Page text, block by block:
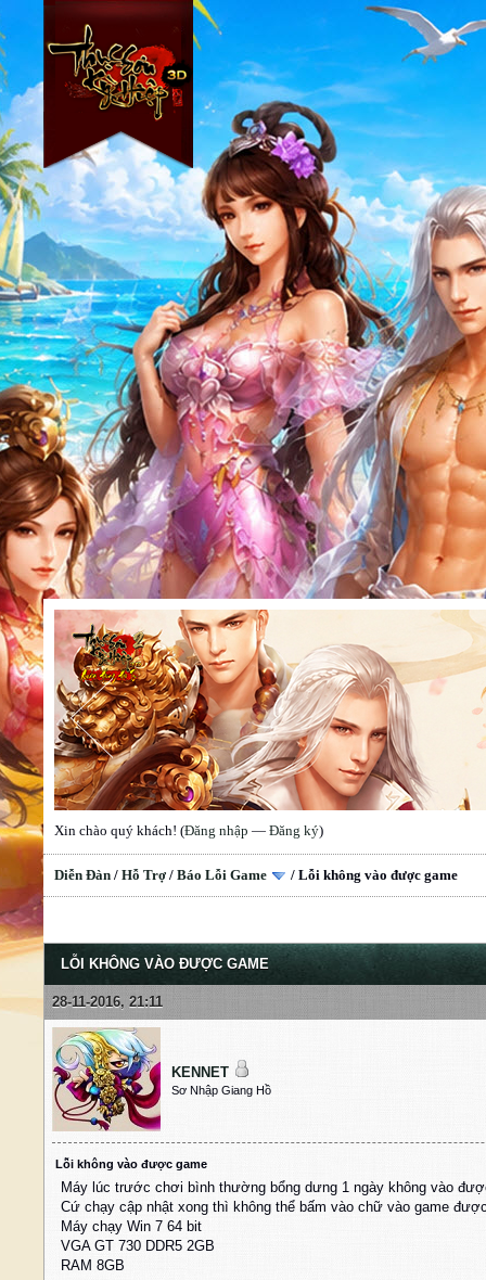
Xin chào quý khách! (Đăng nhập — Đăng ký)
Diễn Đàn / Hỗ Trợ / Báo Lỗi Game / Lỗi không vào được game
LỖI KHÔNG VÀO ĐƯỢC GAME
28-11-2016, 21:11
KENNET
Sơ Nhập Giang Hồ
Lỗi không vào được game
Máy lúc trước chơi bình thường bổng dưng 1 ngày không vào
Cứ chạy cập nhật xong thì không thể bấm vào chữ vào game
Máy chạy Win 7 64 bit
VGA GT 730 DDR5 2GB
RAM 8GB